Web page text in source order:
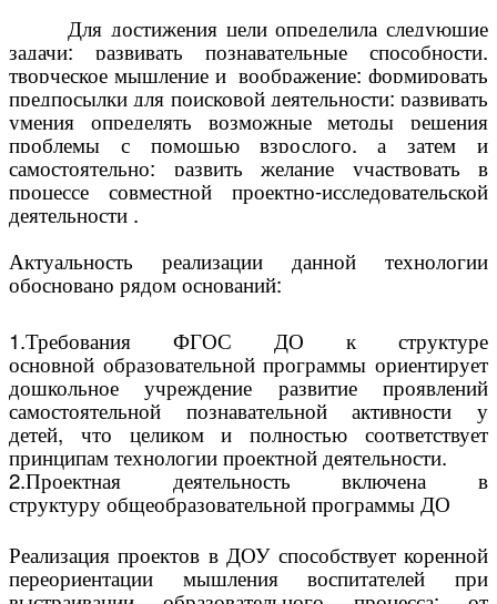
Для достижения цели определила следующие
задачи: развивать познавательные способности,
творческое мышление и воображение; формировать
предпосылки для поисковой деятельности; развивать
умения определять возможные методы решения
проблемы с помощью взрослого, а затем и
самостоятельно; развить желание участвовать в
процессе совместной проектно-исследовательской
деятельности .
Актуальность реализации данной технологии
обосновано рядом оснований:
1.Требования ФГОС ДО к структуре
основной образовательной программы ориентирует
дошкольное учреждение развитие проявлений
самостоятельной познавательной активности у
детей, что целиком и полностью соответствует
принципам технологии проектной деятельности.
2.Проектная деятельность включена в
структуруобщеобразовательной программы ДО
Реализация проектов в ДОУ способствует коренной
переориентации мышления воспитателей при